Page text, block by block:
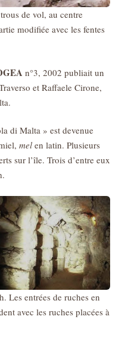
de vol, au centre
modifiée avec les fentes
n°3, 2002 publiait un
et Raffaele Cirone,
di Malta » est devenue
mel en latin. Plusieurs
sur l’île. Trois d’entre eux
Les entrées de ruches en
avec les ruches placées à